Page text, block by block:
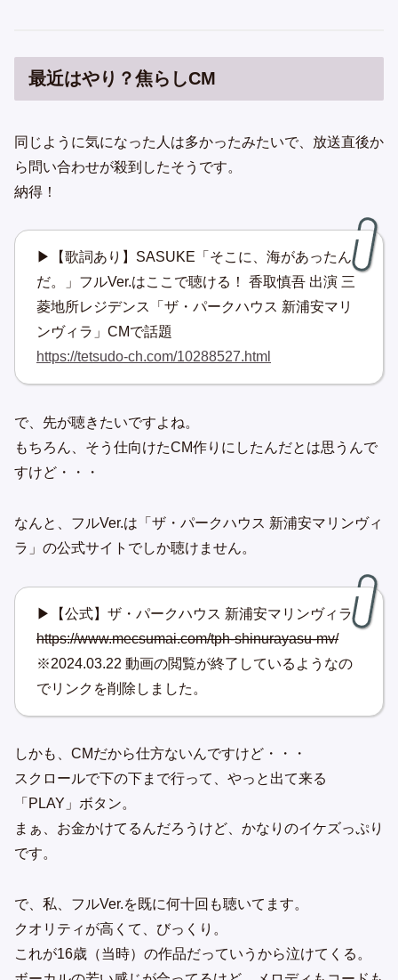
最近はやり？焦らしCM
同じように気になった人は多かったみたいで、放送直後か
ら問い合わせが殺到したそうです。
納得！
▶【歌詞あり】SASUKE「そこに、海があったん
だ。」フルVer.はここで聴ける！ 香取慎吾 出演 三
菱地所レジデンス「ザ・パークハウス 新浦安マリ
ンヴィラ」CMで話題
https://tetsudo-ch.com/10288527.html
で、先が聴きたいですよね。
もちろん、そう仕向けたCM作りにしたんだとは思うんで
すけど・・・
なんと、フルVer.は「ザ・パークハウス 新浦安マリンヴィ
ラ」の公式サイトでしか聴けません。
▶【公式】ザ・パークハウス 新浦安マリンヴィラ
https://www.mecsumai.com/tph-shinurayasu-mv/
※2024.03.22 動画の閲覧が終了しているようなの
でリンクを削除しました。
しかも、CMだから仕方ないんですけど・・・
スクロールで下の下まで行って、やっと出て来る
「PLAY」ボタン。
まぁ、お金かけてるんだろうけど、かなりのイケズっぷり
です。
で、私、フルVer.を既に何十回も聴いてます。
クオリティが高くて、びっくり。
これが16歳（当時）の作品だっていうから泣けてくる。